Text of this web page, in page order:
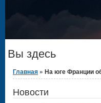
Вы здесь
Главная » На юге Франции
Новости